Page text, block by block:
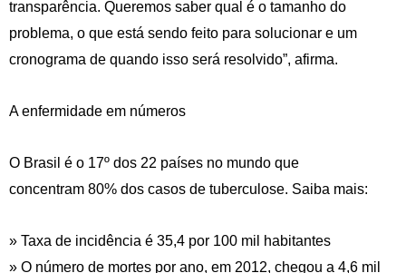
transparência. Queremos saber qual é o tamanho do
problema, o que está sendo feito para solucionar e um
cronograma de quando isso será resolvido”, afirma.
A enfermidade em números
O Brasil é o 17º dos 22 países no mundo que
concentram 80% dos casos de tuberculose. Saiba mais:
» Taxa de incidência é 35,4 por 100 mil habitantes
» O número de mortes por ano, em 2012, chegou a 4,6 mil